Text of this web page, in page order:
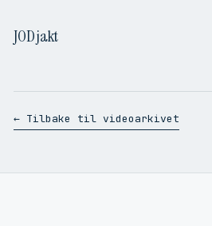
JOD jakt
← Tilbake til videoarkivet